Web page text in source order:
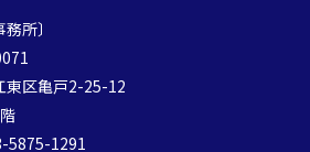
務所〕
東区亀戸2-25-12
5875-1291